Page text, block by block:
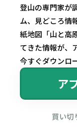
登山の専門家が
ム、見どころ情
紙地図「山と高
てきた情報が、
今すぐダウンロ
ア
買い切